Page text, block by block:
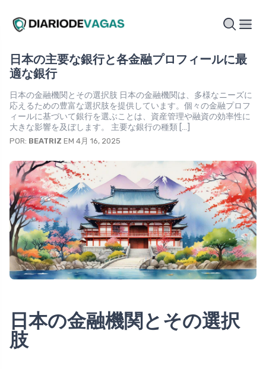
日本の主要な銀行と各金融プロフィールに最
適な銀行
日本の金融機関とその選択肢 日本の金融機関は、多様なニーズに
応えるための豊富な選択肢を提供しています。個々の金融プロフ
ィールに基づいて銀行を選ぶことは、資産管理や融資の効率性に
大きな影響を及ぼします。 主要な銀行の種類 […]
POR: BEATRIZ EM 4月 16, 2025
日本の金融機関とその選択
肢